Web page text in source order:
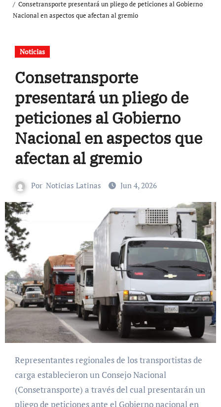
Consetransporte presentará un pliego de peticiones al Gobierno
Nacional en aspectos que afectan al gremio
Noticias
Consetransporte
presentará un pliego de
peticiones al Gobierno
Nacional en aspectos que
afectan al gremio
Por Noticias Latinas Jun 4, 2026
Representantes regionales de los transportistas de
carga establecieron un Consejo Nacional
(Consetransporte) a través del cual presentarán un
pliego de peticiones ante el Gobierno nacional en